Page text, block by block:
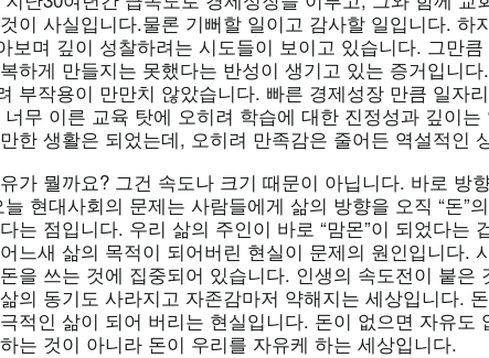
이 사실입니다.물론 기뻐할 일이고 감사할 일입니다. 하
보며 깊이 성찰하려는 시도들이 보이고 있습니다. 그만
하게 만들지는 못했다는 반성이 생기고 있는 증거입니
부작용이 만만치 않았습니다. 빠른 경제성장 만큼 일자
무 이른 교육 탓에 오히려 학습에 대한 진정성과 깊이
한 생활은 되었는데, 오히려 만족감은 줄어든 역설적인
가 뭘까요? 그건 속도나 크기 때문이 아닙니다. 바로 방
늘 현대사회의 문제는 사람들에게 삶의 방향을 오직 “돈”
는 점입니다. 우리 삶의 주인이 바로 “맘몬”이 되었다는
느새 삶의 목적이 되어버린 현실이 문제의 원인입니다.
을 쓰는 것에 집중되어 있습니다. 인생의 속도전이 붙은
의 동기도 사라지고 자존감마저 약해지는 세상입니다.
적인 삶이 되어 버리는 현실입니다. 돈이 없으면 자유도
는 것이 아니라 돈이 우리를 자유케 하는 세상입니다.